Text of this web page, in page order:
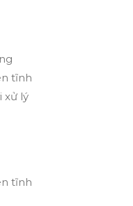
tĩnh
xử lý
tĩnh